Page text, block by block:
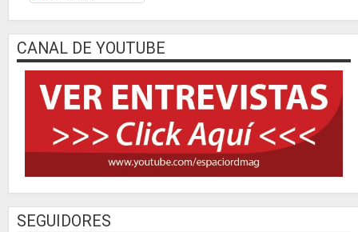
CANAL DE YOUTUBE
SEGUIDORES